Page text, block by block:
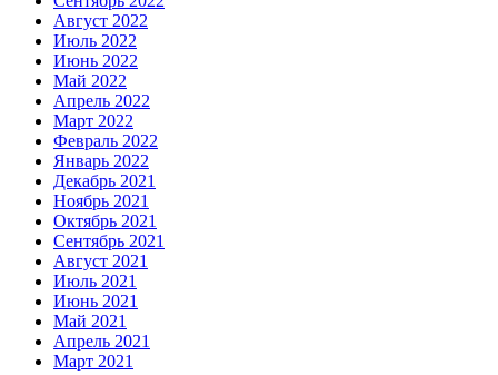
Август 2022
Июль 2022
Июнь 2022
Май 2022
Апрель 2022
Март 2022
Февраль 2022
Январь 2022
Декабрь 2021
Ноябрь 2021
Октябрь 2021
Сентябрь 2021
Август 2021
Июль 2021
Июнь 2021
Май 2021
Апрель 2021
Март 2021